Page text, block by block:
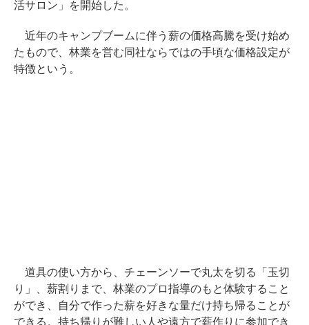
活サロン」を開始した。
近年のキャンプブームに伴う薪の価格高騰を受け始め
たもので、林業を営む同社ならではの手頃な価格設定が
特徴という。
道具の使い方から、チェーンソーで丸太を切る「玉切
り」、薪割りまで、林業のプロ指導のもと体験すること
ができ、自分で作った薪を好きな量だけ持ち帰ることが
できる。持ち帰りが難しい人や遠方で薪作りに参加でき